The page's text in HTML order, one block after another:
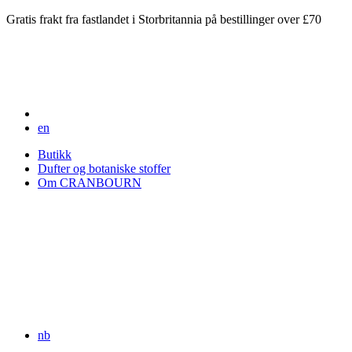
Gratis frakt fra fastlandet i Storbritannia på bestillinger over £70
en
Butikk
Dufter og botaniske stoffer
Om CRANBOURN
nb